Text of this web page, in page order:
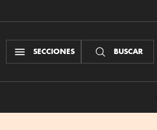
SECCIONES BUSCAR